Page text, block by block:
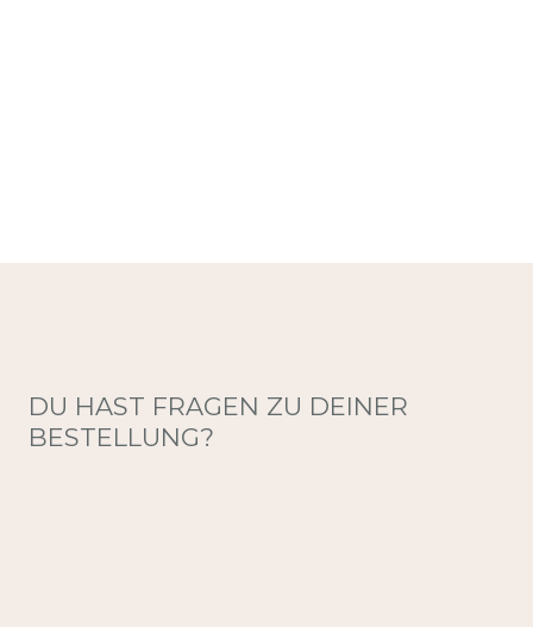
DU HAST FRAGEN ZU DEINER
BESTELLUNG?